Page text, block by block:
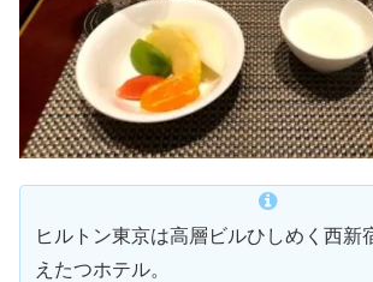
ヒルトン東京は高層ビルひしめく西新
えたつホテル。